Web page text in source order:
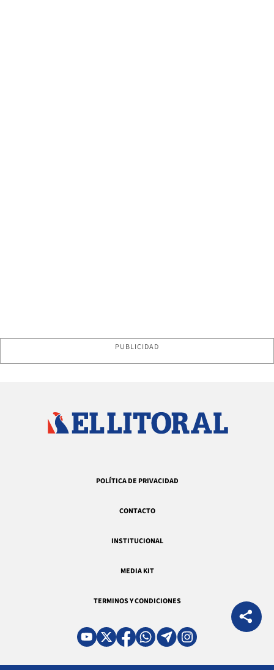
PUBLICIDAD
POLÍTICA DE PRIVACIDAD
CONTACTO
INSTITUCIONAL
MEDIA KIT
TERMINOS Y CONDICIONES